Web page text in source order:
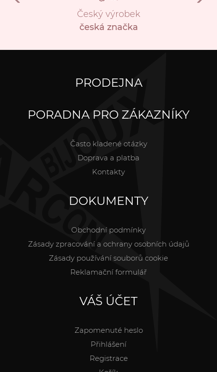
Český výrobek
česká značka
PRODEJNA
PORADNA PRO ZÁKAZNÍKY
Často kladené otázky
Doprava a platba
Kontakty
DOKUMENTY
Obchodní podmínky
Zásady zpracování a ochrany osobních údajů
Zásady používání souborů cookie
Reklamační formulář
VÁŠ ÚČET
Zapomenuté heslo
Přihlášení
Registrace